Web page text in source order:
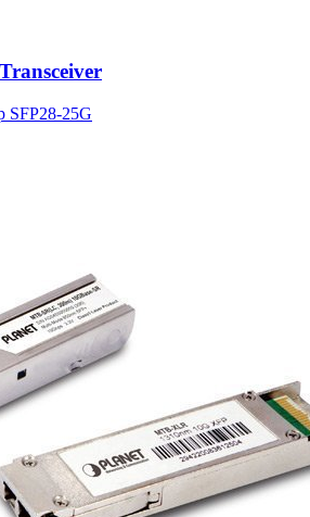
SFP28-25G